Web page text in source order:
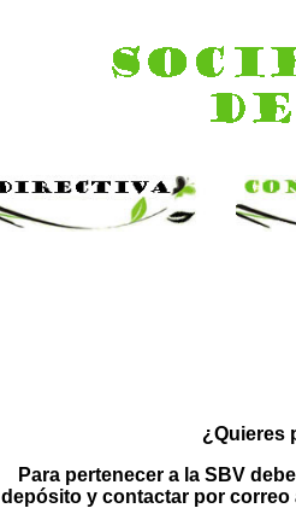
¿Quieres
Para pertenecer a la SBV
depósito y contactar por correo